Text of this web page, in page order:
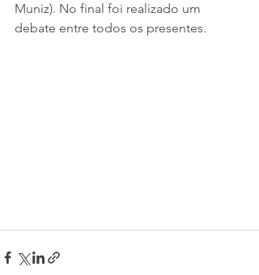
Muniz). No final foi realizado um
debate entre todos os presentes.